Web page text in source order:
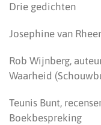
Drie gedichten
Josephine van
Rob Wijnberg,
Waarheid
Teunis Bunt,
Boekbespreking